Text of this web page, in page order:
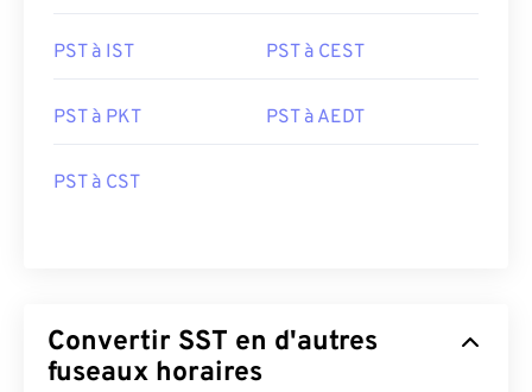
PST à IST PST à CEST
PST à PKT PST à AEDT
PST à CST
Convertir SST en d'autres
fuseaux horaires